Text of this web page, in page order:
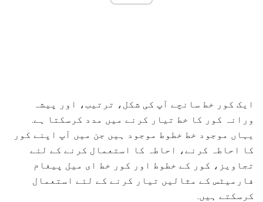
ایک کور خط سانچے آپ کی شکل، ترتیب، اور پیشہ
ورانہ کور کا خط تیار کرنے میں مدد کرسکتا ہے.
یہاں موجود خط خطوط موجود ہیں جن میں آپ اپنے کور
کا احاطہ کرنے، احاطہ کا استعمال کرنے کے لئے
تجاویز، کور کے خطوط اور کور خط ای میل پیغام
فارمیٹس کے مثالیں تیار کرنے کے لئے استعمال
کرسکتے ہیں.